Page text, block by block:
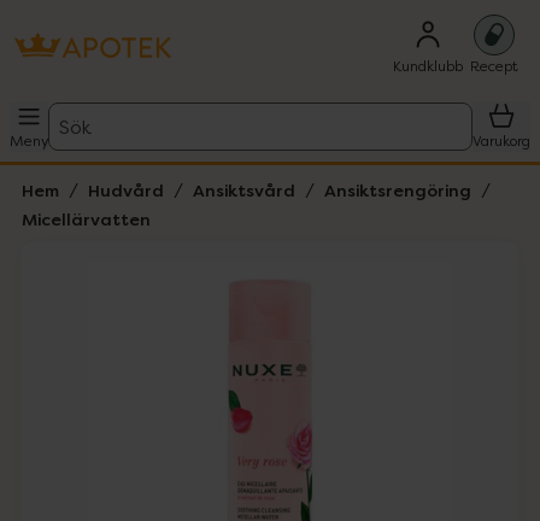
Kundklubb Recept
Meny
Sök
Varukorg
Hem Hudvård Ansiktsvård
Ansiktsrengöring
Micellärvatten